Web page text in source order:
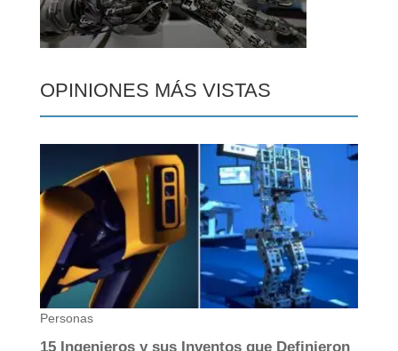
OPINIONES MÁS VISTAS